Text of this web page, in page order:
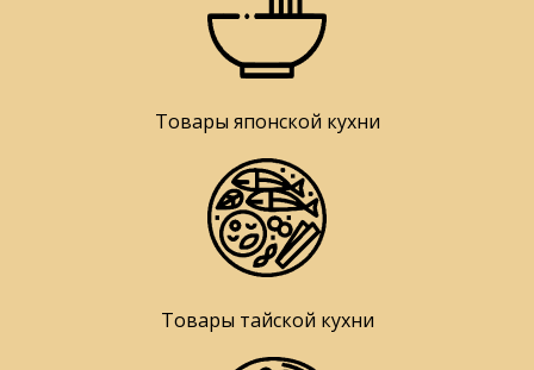
Товары японской кухни
Товары тайской кухни